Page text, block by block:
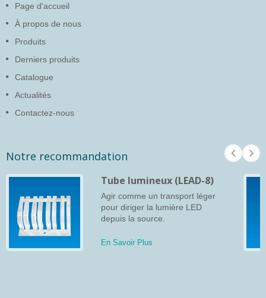
Page d'accueil
À propos de nous
Produits
Derniers produits
Catalogue
Actualités
Contactez-nous
Notre recommandation
Tube lumineux (LEAD-8)
Agir comme un transport léger
pour diriger la lumière LED
depuis la source.
En Savoir Plus